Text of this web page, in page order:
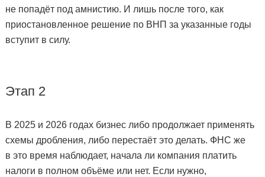
не попадёт под амнистию. И лишь после того, как
приостановленное решение по ВНП за указанные годы
вступит в силу.
Этап 2
В 2025 и 2026 годах бизнес либо продолжает применять
схемы дробления, либо перестаёт это делать. ФНС же
в это время наблюдает, начала ли компания платить
налоги в полном объёме или нет. Если нужно,